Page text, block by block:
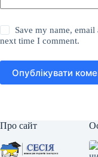
Save my name,
next time I comment.
Опублікувати
Про сайт